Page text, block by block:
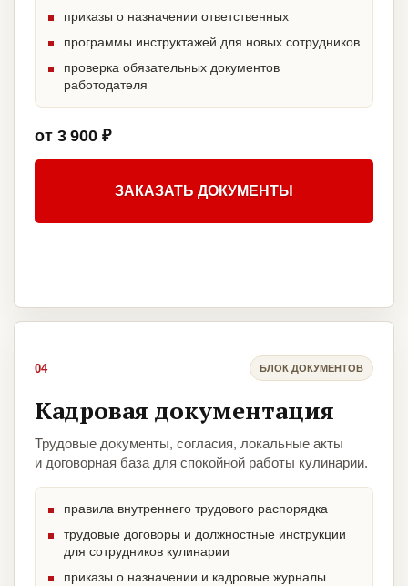
приказы о назначении ответственных
программы инструктажей для новых сотрудников
проверка обязательных документов
работодателя
от 3 900 ₽
ЗАКАЗАТЬ ДОКУМЕНТЫ
04 БЛОК ДОКУМЕНТОВ
Кадровая документация
Трудовые документы, согласия, локальные акты
и договорная база для спокойной работы кулинарии.
правила внутреннего трудового распорядка
трудовые договоры и должностные инструкции
для сотрудников кулинарии
приказы о назначении и кадровые журналы